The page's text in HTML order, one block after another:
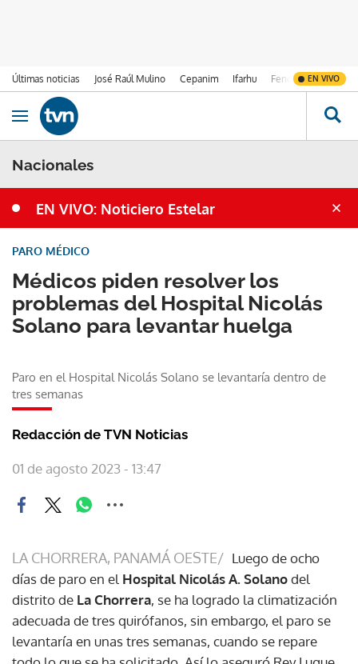
Últimas noticias José Raúl Mulino Cepanim Ifarhu Fenómeno de El
EN VIVO
Ir al contenido
Obrir navegació
Nacionales
EN VIVO: Noticiero Estelar
Médicos piden resolver los
problemas del Hospital Nicolás
Solano para levantar huelga
PARO MÉDICO
Paro en el Hospital Nicolás Solano se levantaría dentro de
tres semanas
Redacción de TVN Noticias
01 de agosto 2023 - 13:47
LA CHORRERA, PANAMÁ OESTE/ Luego de ocho
días de paro en el Hospital Nicolás A. Solanodel
distrito de La Chorrera, se ha logrado la climatización
adecuada de tres quirófanos, sin embargo, el paro se
levantaría en unas tres semanas, cuando se repare